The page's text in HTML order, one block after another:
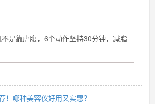
！哪种美容仪好用又实惠？